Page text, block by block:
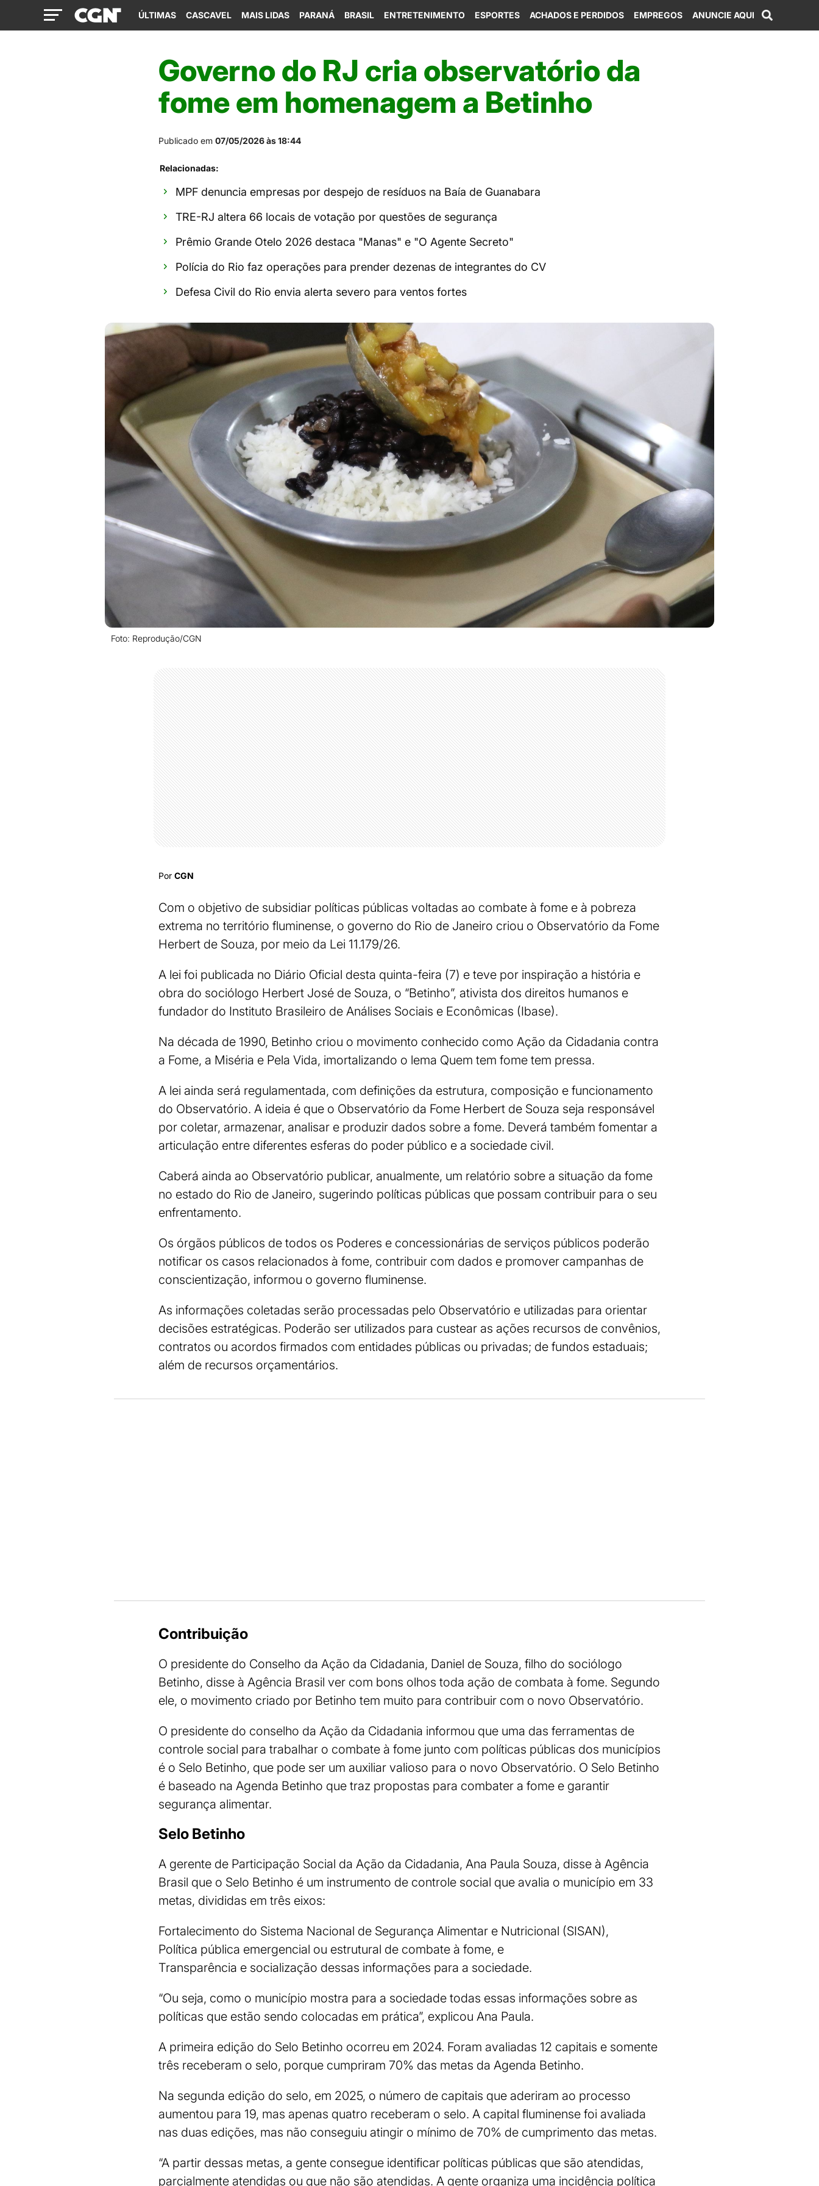
ÚLTIMAS CASCAVEL MAIS LIDAS PARANÁ BRASIL ENTRETENIMENTO ESPORTES ACHADOS E PERDIDOS EMPREGOS ANUNCIE AQUI
Governo do RJ cria observatório da
fome em homenagem a Betinho
Publicado em 07/05/2026 às 18:44
Relacionadas:
MPF denuncia empresas por despejo de resíduos na Baía de Guanabara
TRE-RJ altera 66 locais de votação por questões de segurança
Prêmio Grande Otelo 2026 destaca "Manas" e "O Agente Secreto"
Polícia do Rio faz operações para prender dezenas de integrantes do CV
Defesa Civil do Rio envia alerta severo para ventos fortes
Foto: Reprodução/CGN
Por CGN
Com o objetivo de subsidiar políticas públicas voltadas ao combate à fome e à pobreza
extrema no território fluminense, o governo do Rio de Janeiro criou o Observatório da Fome
Herbert de Souza, por meio da Lei 11.179/26.
A lei foi publicada no Diário Oficial desta quinta-feira (7) e teve por inspiração a história e
obra do sociólogo Herbert José de Souza, o “Betinho”, ativista dos direitos humanos e
fundador do Instituto Brasileiro de Análises Sociais e Econômicas (Ibase).
Na década de 1990, Betinho criou o movimento conhecido como Ação da Cidadania contra
a Fome, a Miséria e Pela Vida, imortalizando o lema Quem tem fome tem pressa.
A lei ainda será regulamentada, com definições da estrutura, composição e funcionamento
do Observatório. A ideia é que o Observatório da Fome Herbert de Souza seja responsável
por coletar, armazenar, analisar e produzir dados sobre a fome. Deverá também fomentar a
articulação entre diferentes esferas do poder público e a sociedade civil.
Caberá ainda ao Observatório publicar, anualmente, um relatório sobre a situação da fome
no estado do Rio de Janeiro, sugerindo políticas públicas que possam contribuir para o seu
enfrentamento.
Os órgãos públicos de todos os Poderes e concessionárias de serviços públicos poderão
notificar os casos relacionados à fome, contribuir com dados e promover campanhas de
conscientização, informou o governo fluminense.
As informações coletadas serão processadas pelo Observatório e utilizadas para orientar
decisões estratégicas. Poderão ser utilizados para custear as ações recursos de convênios,
contratos ou acordos firmados com entidades públicas ou privadas; de fundos estaduais;
além de recursos orçamentários.
Contribuição
O presidente do Conselho da Ação da Cidadania, Daniel de Souza, filho do sociólogo
Betinho, disse à Agência Brasil ver com bons olhos toda ação de combata à fome. Segundo
ele, o movimento criado por Betinho tem muito para contribuir com o novo Observatório.
O presidente do conselho da Ação da Cidadania informou que uma das ferramentas de
controle social para trabalhar o combate à fome junto com políticas públicas dos municípios
é o Selo Betinho, que pode ser um auxiliar valioso para o novo Observatório. O Selo Betinho
é baseado na Agenda Betinho que traz propostas para combater a fome e garantir
segurança alimentar.
Selo Betinho
A gerente de Participação Social da Ação da Cidadania, Ana Paula Souza, disse à Agência
Brasil que o Selo Betinho é um instrumento de controle social que avalia o município em 33
metas, divididas em três eixos:
Fortalecimento do Sistema Nacional de Segurança Alimentar e Nutricional (SISAN),
Política pública emergencial ou estrutural de combate à fome, e
Transparência e socialização dessas informações para a sociedade.
“Ou seja, como o município mostra para a sociedade todas essas informações sobre as
políticas que estão sendo colocadas em prática”, explicou Ana Paula.
A primeira edição do Selo Betinho ocorreu em 2024. Foram avaliadas 12 capitais e somente
três receberam o selo, porque cumpriram 70% das metas da Agenda Betinho.
Na segunda edição do selo, em 2025, o número de capitais que aderiram ao processo
aumentou para 19, mas apenas quatro receberam o selo. A capital fluminense foi avaliada
nas duas edições, mas não conseguiu atingir o mínimo de 70% de cumprimento das metas.
“A partir dessas metas, a gente consegue identificar políticas públicas que são atendidas,
parcialmente atendidas ou que não são atendidas. A gente organiza uma incidência política